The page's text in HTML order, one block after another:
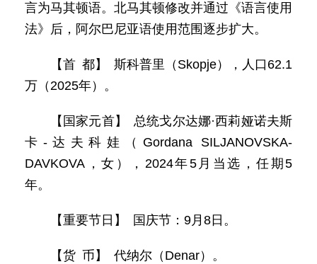
言为马其顿语。北马其顿修改并通过《语言使用
法》后，阿尔巴尼亚语使用范围逐步扩大。
【首 都】 斯科普里（Skopje），人口62.1
万（2025年）。
【国家元首】 总统戈尔达娜·西莉娅诺夫斯
卡-达夫科娃（Gordana SILJANOVSKA-
DAVKOVA，女），2024年5月当选，任期5
年。
【重要节日】 国庆节：9月8日。
【货 币】 代纳尔（Denar）。